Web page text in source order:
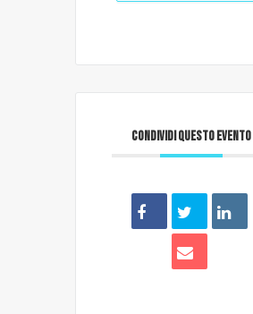
CONDIVIDI QUESTO EVENTO